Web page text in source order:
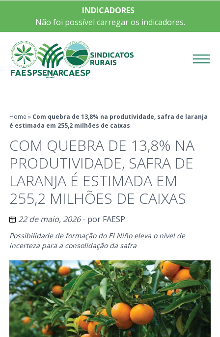
INDICADORES
Não foi possível carregar os indicadores.
Home » Com quebra de 13,8% na produtividade, safra de laranja
é estimada em 255,2 milhões de caixas
COM QUEBRA DE 13,8% NA
PRODUTIVIDADE, SAFRA DE
LARANJA É ESTIMADA EM
255,2 MILHÕES DE CAIXAS
22 de maio, 2026- por FAESP
Possibilidade de formação do El Niño eleva o nível de
incerteza para a consolidação da safra